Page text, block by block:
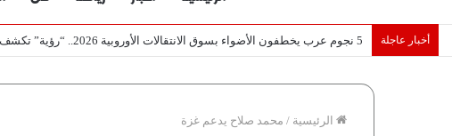
أخبار عاجلة تصريح أثار القلق.. مسؤول بالغرفة التجارية يوضح حقيقة غش البن في الأسواق
الرئيسية / محمد صلاح يدعم غزة